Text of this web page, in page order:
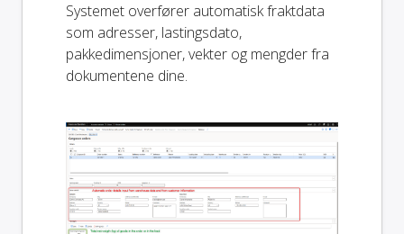
Systemet overfører automatisk fraktdata
som adresser, lastingsdato,
pakkedimensjoner, vekter og mengder fra
dokumentene dine.